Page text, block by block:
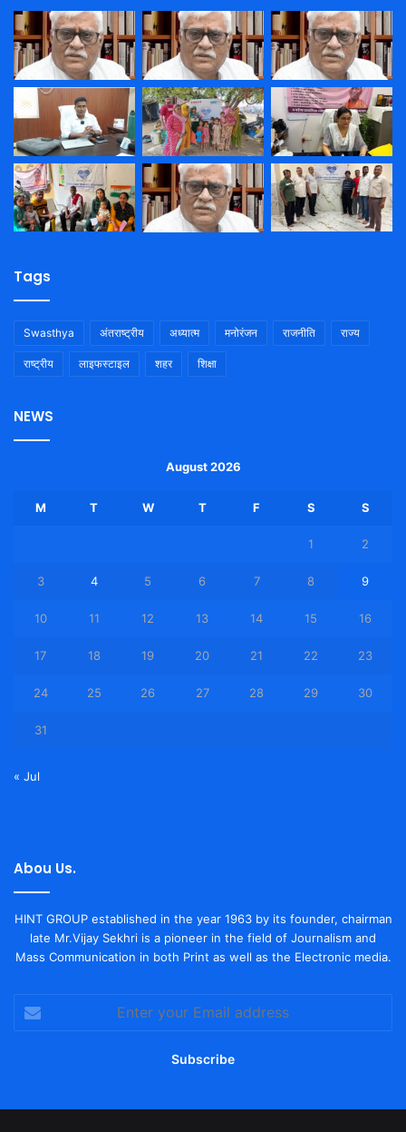
Tags
Swasthya अंतराष्ट्रीय अध्यात्म मनोरंजन राजनीति राज्य
राष्ट्रीय लाइफस्टाइल शहर शिक्षा
NEWS
August 2026
M T W T F S S
1 2
3 4 5 6 7 8 9
10 11 12 13 14 15 16
17 18 19 20 21 22 23
24 25 26 27 28 29 30
31
« Jul
Abou Us.
HINT GROUP established in the year 1963 by its founder, chairman
late Mr.Vijay Sekhri is a pioneer in the field of Journalism and
Mass Communication in both Print as well as the Electronic media.
your